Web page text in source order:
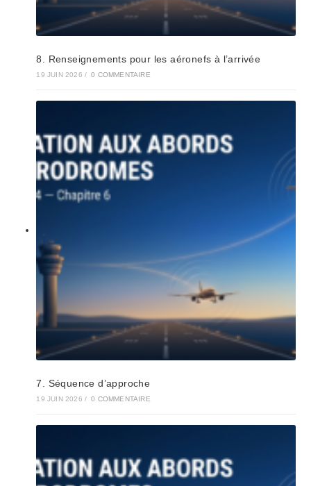
8. Renseignements pour les aéronefs à l’arrivée
19 JUIN 2026 / 0 COMMENTAIRE
7. Séquence d’approche
19 JUIN 2026 / 0 COMMENTAIRE